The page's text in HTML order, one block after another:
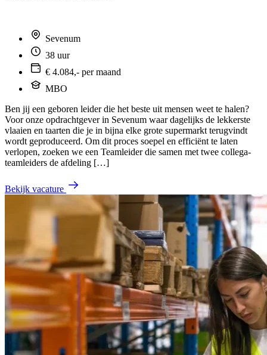
Sevenum
38 uur
€ 4.084,- per maand
MBO
Ben jij een geboren leider die het beste uit mensen weet te halen?
Voor onze opdrachtgever in Sevenum waar dagelijks de lekkerste
vlaaien en taarten die je in bijna elke grote supermarkt terugvindt
wordt geproduceerd. Om dit proces soepel en efficiënt te laten
verlopen, zoeken we een Teamleider die samen met twee collega-
teamleiders de afdeling […]
Bekijk vacature